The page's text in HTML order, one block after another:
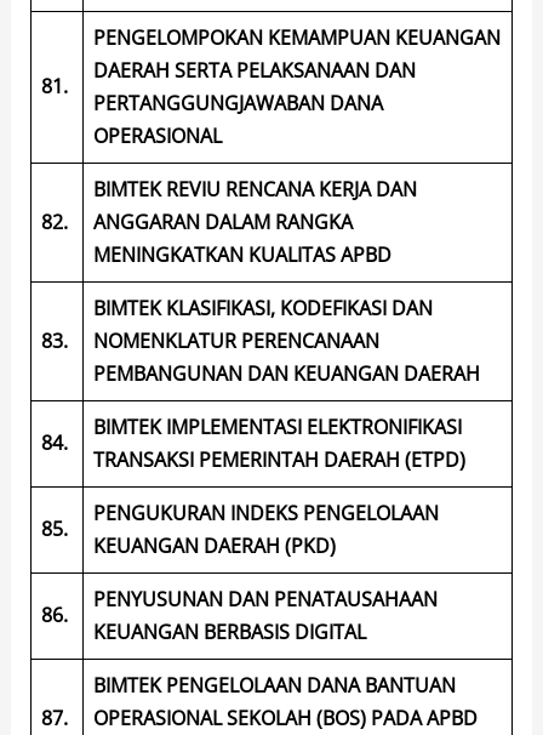
81.
PENGELOMPOKAN KEMAMPUAN KEUANGAN
DAERAH SERTA PELAKSANAAN DAN
PERTANGGUNGJAWABAN DANA
OPERASIONAL
82.
BIMTEK REVIU RENCANA KERJA DAN
ANGGARAN DALAM RANGKA
MENINGKATKAN KUALITAS APBD
83.
BIMTEK KLASIFIKASI, KODEFIKASI DAN
NOMENKLATUR PERENCANAAN
PEMBANGUNAN DAN KEUANGAN DAERAH
84.
BIMTEK IMPLEMENTASI ELEKTRONIFIKASI
TRANSAKSI PEMERINTAH DAERAH (ETPD)
85.
PENGUKURAN INDEKS PENGELOLAAN
KEUANGAN DAERAH (PKD)
86.
PENYUSUNAN DAN PENATAUSAHAAN
KEUANGAN BERBASIS DIGITAL
87.
BIMTEK PENGELOLAAN DANA BANTUAN
OPERASIONAL SEKOLAH (BOS) PADA APBD